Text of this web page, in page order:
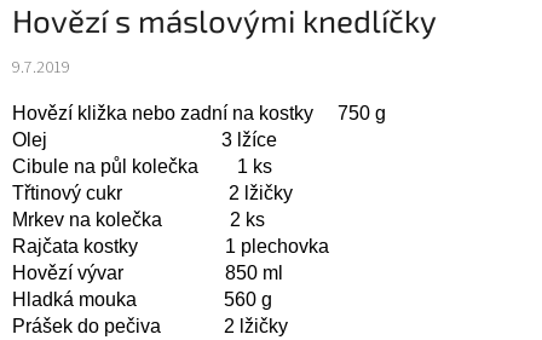
Hovězí s máslovými knedlíčky
9.7.2019
Hovězí kližka nebo zadní na kostky 750 g
Olej 3 lžíce
Cibule na půl kolečka 1 ks
Třtinový cukr 2 lžičky
Mrkev na kolečka 2 ks
Rajčata kostky 1 plechovka
Hovězí vývar 850 ml
Hladká mouka 560 g
Prášek do pečiva 2 lžičky